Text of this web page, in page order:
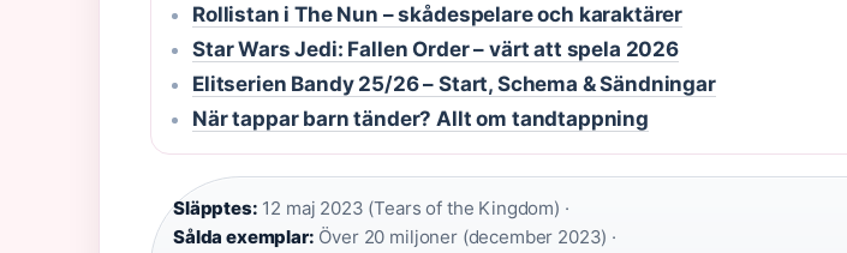
Rollistan i The Nun – skådespelare och karaktärer
Star Wars Jedi: Fallen Order – värt att spela 2026
Elitserien Bandy 25/26 – Start, Schema & Sändningar
När tappar barn tänder? Allt om tandtappning
Släpptes: 12 maj 2023 (Tears of the Kingdom) ·
Sålda exemplar: Över 20 miljoner (december 2023) ·